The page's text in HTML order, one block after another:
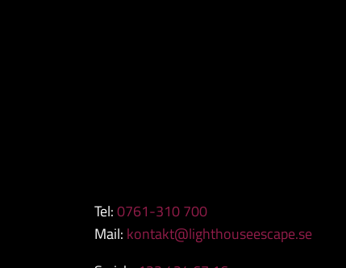
Tel:0761-310 700
Mail: kontakt@lighthouseescape.se